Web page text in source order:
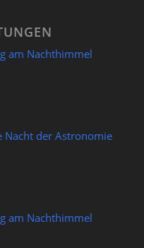
am Nachthimmel
Nacht der Astronomie
am Nachthimmel